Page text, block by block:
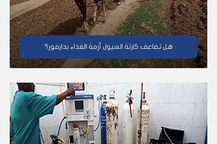
هل تضاعف كارثة السيول أزمة الغذاء بدارفور؟